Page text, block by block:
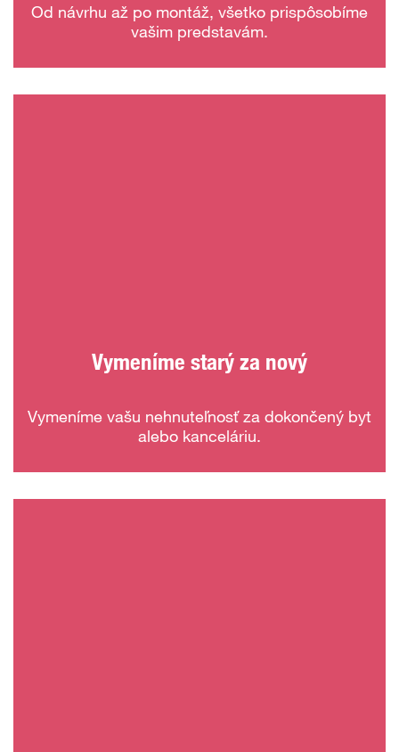
Od návrhu až po montáž, všetko prispôsobíme
vašim predstavám.
Vymeníme starý za nový
Vymeníme vašu nehnuteľnosť za dokončený byt
alebo kanceláriu.